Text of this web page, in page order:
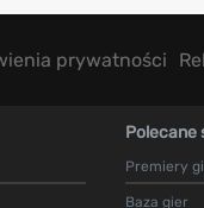
prywatności
Polecane
Premiery
Baza gier